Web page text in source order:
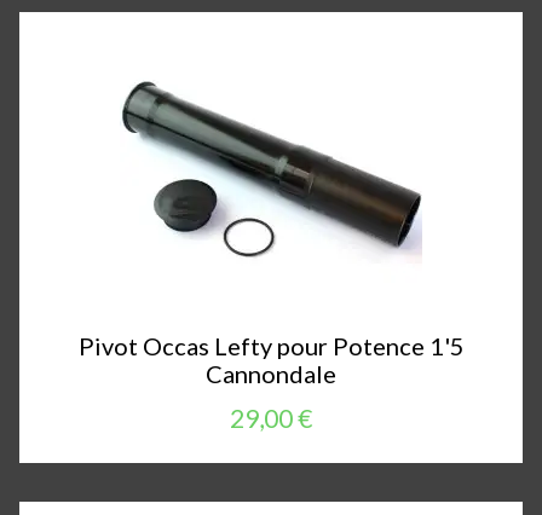
Pivot Occas Lefty pour Potence 1'5
Cannondale
29,00 €